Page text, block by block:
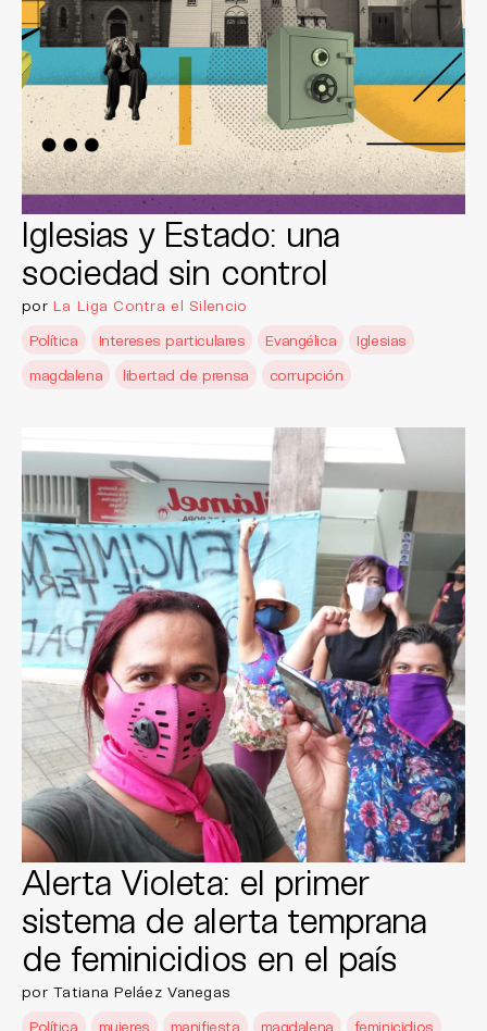
Iglesias y Estado: una
sociedad sin control
por La Liga Contra el Silencio
Política
Intereses particulares Evangélica
Iglesias
magdalena
libertad de prensa corrupción
Alerta Violeta: el primer
sistema de alerta temprana
de feminicidios en el país
por Tatiana Peláez Vanegas
Política
mujeres manifiesta magdalena
feminicidios